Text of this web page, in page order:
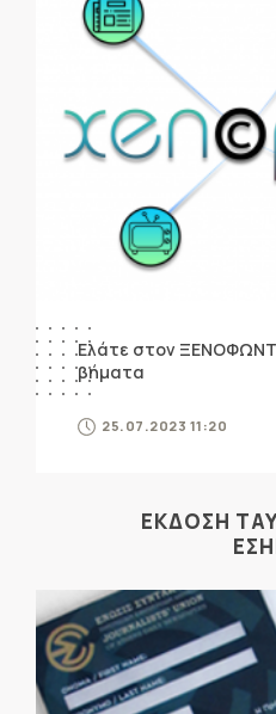
Ελάτε στον
βήματα
25.07.2023 11:20
ΕΚΔΟΣΗ